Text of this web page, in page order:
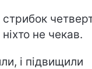
не чекав.
і підвищили